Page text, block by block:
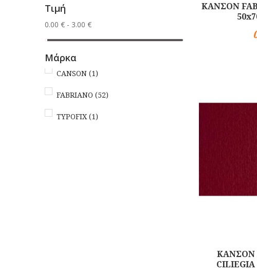
Τιμή
0.00 € - 3.00 €
Μάρκα
CANSON (1)
FABRIANO (52)
TYPOFIX (1)
ΚΑΝΣΟΝ
ΚΑΝΣΟΝ